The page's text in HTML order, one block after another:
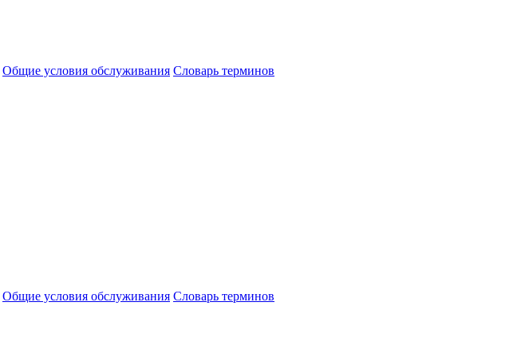
Общие условия обслуживания Словарь терминов
Общие условия обслуживания Словарь терминов